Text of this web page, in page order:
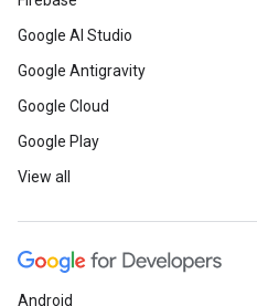
Google AI Studio
Google Antigravity
Google Cloud
Google Play
View all
Android